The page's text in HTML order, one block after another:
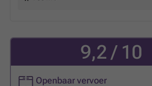
9,2 / 10
Openbaar vervoer